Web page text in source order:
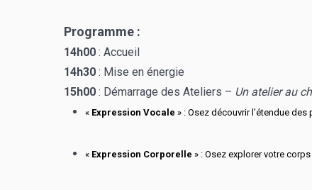
Programme :
14h00 : Accueil
14h30 : Mise en énergie
15h00 : Démarrage des Ateliers – Un atelier au
« Expression Vocale » : Osez découvrir l’étendue
« Expression Corporelle » : Osez explorer votre